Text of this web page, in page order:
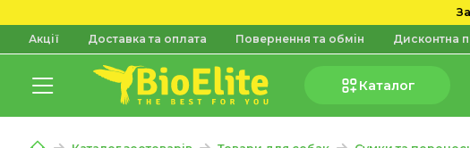
Акції Доставка та оплата Повернення та обмін Дисконтна
Каталог